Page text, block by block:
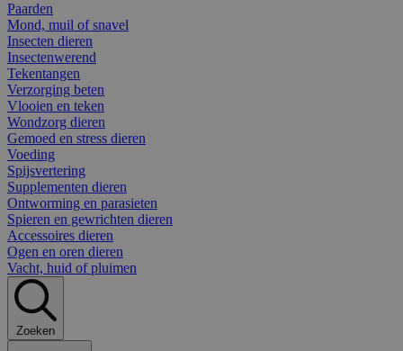
Paarden
Mond, muil of snavel
Insecten dieren
Insectenwerend
Tekentangen
Verzorging beten
Vlooien en teken
Wondzorg dieren
Gemoed en stress dieren
Voeding
Spijsvertering
Supplementen dieren
Ontworming en parasieten
Spieren en gewrichten dieren
Accessoires dieren
Ogen en oren dieren
Vacht, huid of pluimen
Zoeken